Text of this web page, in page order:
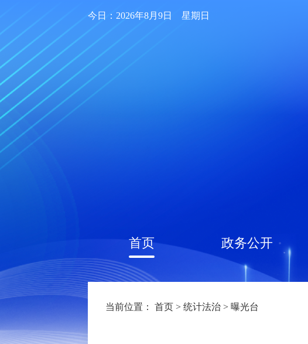
今日：2026年8月9日 星期日
首页 政务公开
当前位置： 首页 > 统计法治 > 曝光台